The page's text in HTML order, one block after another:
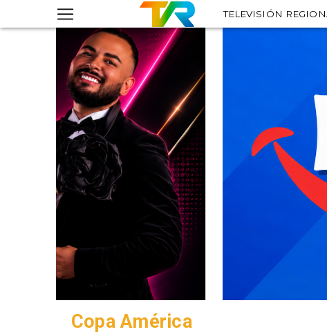
TELEVISIÓN
Copa América